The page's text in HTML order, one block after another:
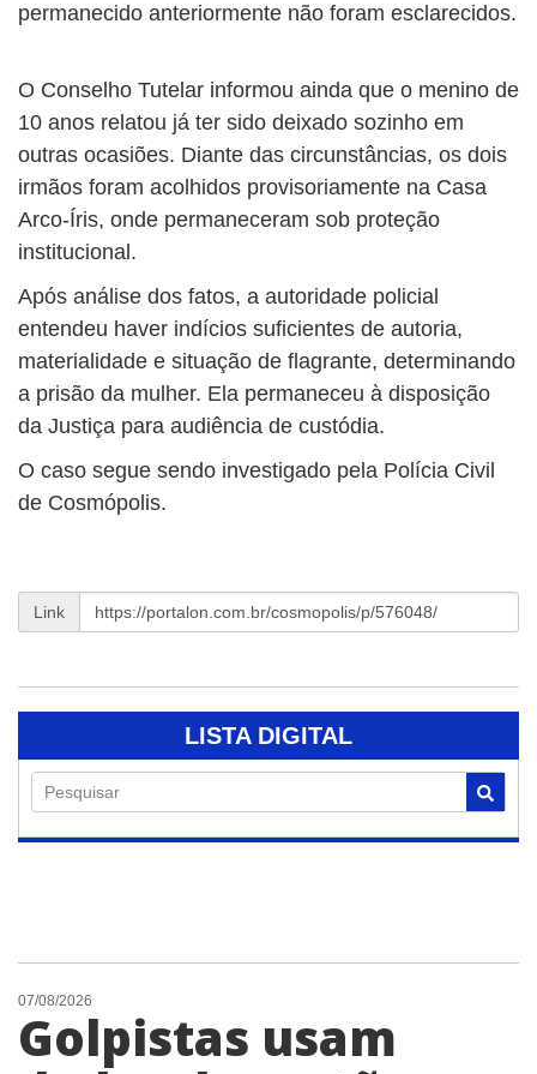
permanecido anteriormente não foram esclarecidos.
O Conselho Tutelar informou ainda que o menino de
10 anos relatou já ter sido deixado sozinho em
outras ocasiões. Diante das circunstâncias, os dois
irmãos foram acolhidos provisoriamente na Casa
Arco-Íris, onde permaneceram sob proteção
institucional.
Após análise dos fatos, a autoridade policial
entendeu haver indícios suficientes de autoria,
materialidade e situação de flagrante, determinando
a prisão da mulher. Ela permaneceu à disposição
da Justiça para audiência de custódia.
O caso segue sendo investigado pela Polícia Civil
de Cosmópolis.
Link
LISTA DIGITAL
Pesquisar
07/08/2026
Golpistas usam